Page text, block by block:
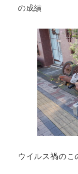
の成績
ウイルス禍の